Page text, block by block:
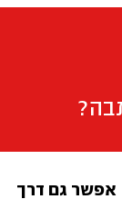
אפשר גם דרך